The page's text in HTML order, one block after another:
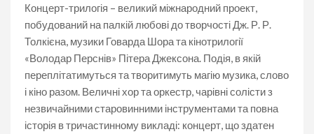
Концерт-трилогія – великий міжнародний проект,
побудований на палкій любові до творчості Дж. Р. Р.
Толкієна, музики Говарда Шора та кінотрилогії
«Володар Перснів» Пітера Джексона. Подія, в якій
переплітатимуться та творитимуть магію музика, слово
і кіно разом. Величні хор та оркестр, чарівні солісти з
незвичайними старовинними інструментами та повна
історія в тричастинному викладі: концерт, що здатен